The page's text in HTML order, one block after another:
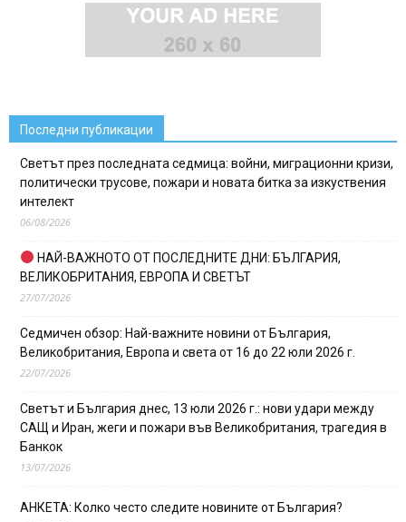
Последни публикации
Светът през последната седмица: войни, миграционни кризи,
политически трусове, пожари и новата битка за изкуствения
интелект
06/08/2026
НАЙ-ВАЖНОТО ОТ ПОСЛЕДНИТЕ ДНИ: БЪЛГАРИЯ,
ВЕЛИКОБРИТАНИЯ, ЕВРОПА И СВЕТЪТ
27/07/2026
Седмичен обзор: Най-важните новини от България,
Великобритания, Европа и света от 16 до 22 юли 2026 г.
22/07/2026
Светът и България днес, 13 юли 2026 г.: нови удари между
САЩ и Иран, жеги и пожари във Великобритания, трагедия в
Банкок
13/07/2026
АНКЕТА: Колко често следите новините от България?